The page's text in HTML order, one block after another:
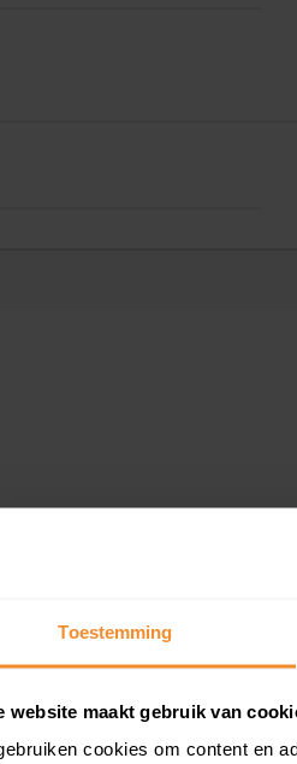
Toestemming
website maakt gebruik van
cookies om content en